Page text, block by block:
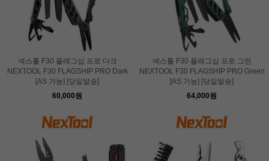
넥스툴 F30 플래그십 프로 다크
NEXTOOL F30 FLAGSHIP PRO Dark
[AS 가능] [당일발송]
60,000원
넥스툴 F30 플래그십 프로 그린
NEXTOOL F30 FLAGSHIP PRO Green
[AS 가능] [당일발송]
64,000원